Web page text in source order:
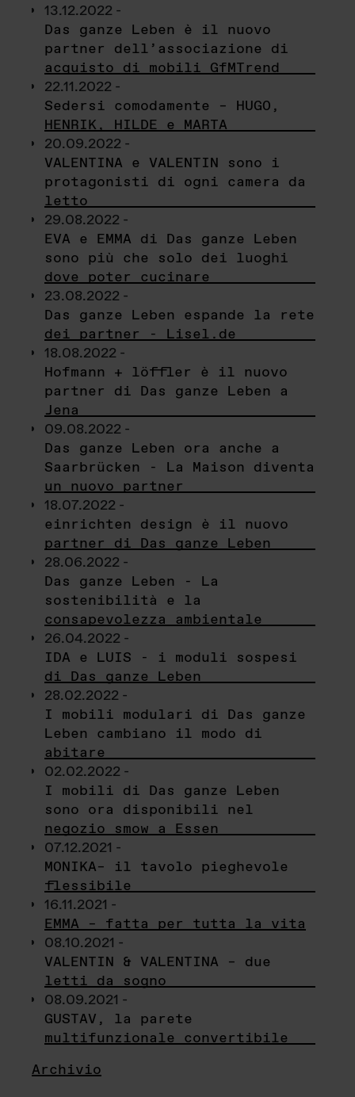
13.12.2022 -
Das ganze Leben è il nuovo
partner dell’associazione di
acquisto di mobili GfMTrend
22.11.2022 -
Sedersi comodamente – HUGO,
HENRIK, HILDE e MARTA
20.09.2022 -
VALENTINA e VALENTIN sono i
protagonisti di ogni camera da
letto
29.08.2022 -
EVA e EMMA di Das ganze Leben
sono più che solo dei luoghi
dove poter cucinare
23.08.2022 -
Das ganze Leben espande la rete
dei partner - Lisel.de
18.08.2022 -
Hofmann + löffler è il nuovo
partner di Das ganze Leben a
Jena
09.08.2022 -
Das ganze Leben ora anche a
Saarbrücken - La Maison diventa
un nuovo partner
18.07.2022 -
einrichten design è il nuovo
partner di Das ganze Leben
28.06.2022 -
Das ganze Leben - La
sostenibilità e la
consapevolezza ambientale
26.04.2022 -
IDA e LUIS - i moduli sospesi
di Das ganze Leben
28.02.2022 -
I mobili modulari di Das ganze
Leben cambiano il modo di
abitare
02.02.2022 -
I mobili di Das ganze Leben
sono ora disponibili nel
negozio smow a Essen
07.12.2021 -
MONIKA– il tavolo pieghevole
flessibile
16.11.2021 -
EMMA – fatta per tutta la vita
08.10.2021 -
VALENTIN & VALENTINA – due
letti da sogno
08.09.2021 -
GUSTAV, la parete
multifunzionale convertibile
Archivio